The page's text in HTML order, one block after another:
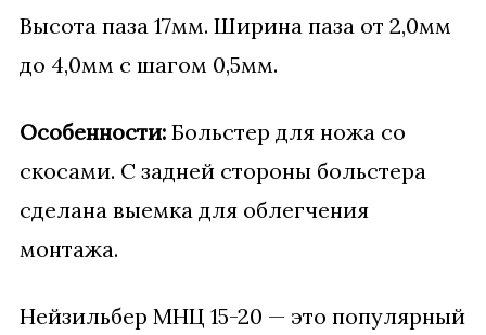
Высота паза 17мм. Ширина паза от 2,0мм
до 4,0мм с шагом 0,5мм.
Особенности: Больстер для ножа со
скосами. С задней стороны больстера
сделана выемка для облегчения
монтажа.
Нейзильбер МНЦ 15-20 — это популярный